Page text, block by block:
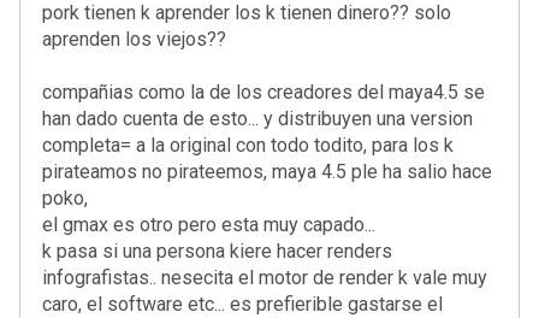
pork tienen k aprender los k tienen dinero?? solo
aprenden los viejos??
compañias como la de los creadores del maya4.5 se
han dado cuenta de esto... y distribuyen una version
completa= a la original con todo todito, para los k
pirateamos no pirateemos, maya 4.5 ple ha salio hace
poko,
el gmax es otro pero esta muy capado...
k pasa si una persona kiere hacer renders
infografistas.. nesecita el motor de render k vale muy
caro, el software etc... es prefierible gastarse el